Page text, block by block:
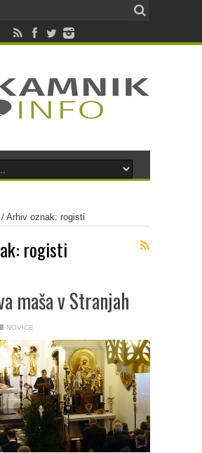
Arhiv oznak: rogisti
rogisti
maša v Stranjah
NOVICE